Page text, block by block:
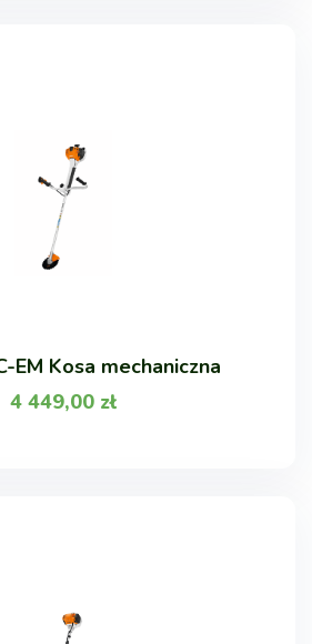
EM Kosa mechaniczna
4 449,00 zł